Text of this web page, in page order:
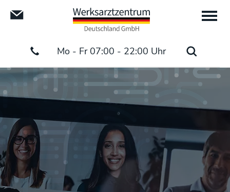
Mo - Fr 07:00 - 22:00 Uhr